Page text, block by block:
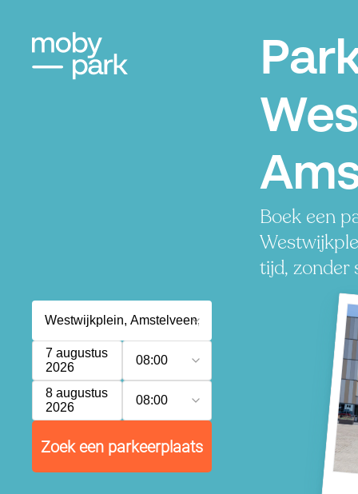
Boek een
tijd, zonder
7 augustus
2026
08:00
8 augustus
2026
08:00
Zoek een parkeerplaats